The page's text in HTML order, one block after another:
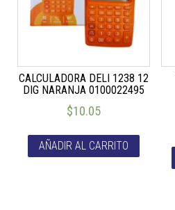
CALCULADORA DELI 1238 12
DIG NARANJA 0100022495
$10.05
AÑADIR AL CARRITO